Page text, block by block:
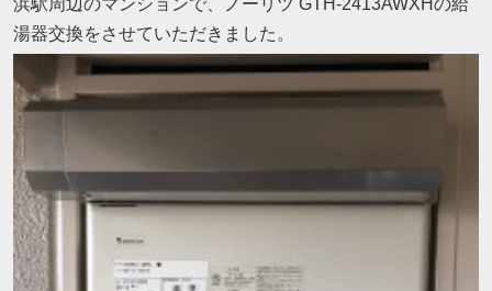
浜駅周辺のマンションで、ノーリツ GTH-2413AWXHの給
湯器交換をさせていただきました。